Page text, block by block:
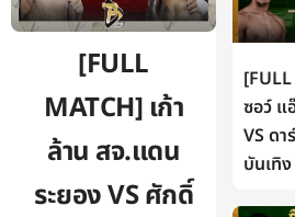
[FULL
MATCH] เก้า
ล้าน สจ.แดน
ระยอง VS ศักดิ์
ซอว์ แ
VS ด
บันเทิ